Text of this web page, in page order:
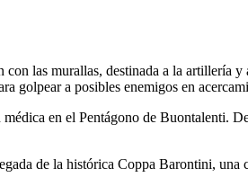
las murallas, destinada a la artillería
golpear a posibles enemigos en
en el Pentágono de Buontalenti.
de la histórica Coppa Barontini,